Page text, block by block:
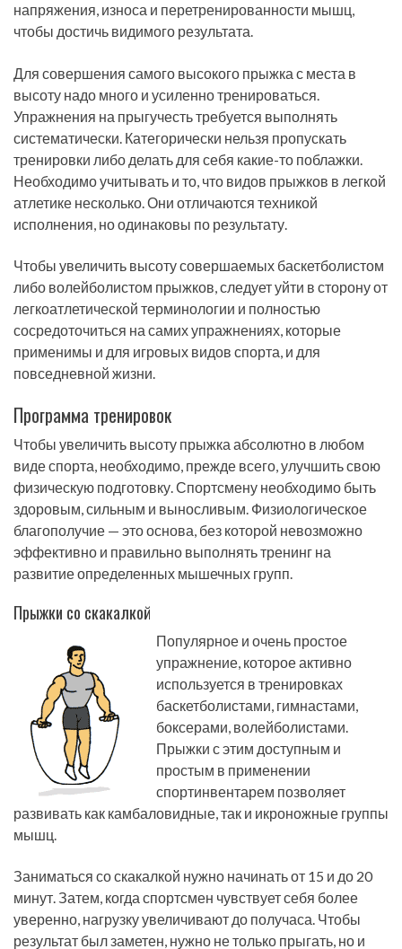
напряжения, износа и перетренированности мышц,
чтобы достичь видимого результата.
Для совершения самого высокого прыжка с места в
высоту надо много и усиленно тренироваться.
Упражнения на прыгучесть требуется выполнять
систематически. Категорически нельзя пропускать
тренировки либо делать для себя какие-то поблажки.
Необходимо учитывать и то, что видов прыжков в легкой
атлетике несколько. Они отличаются техникой
исполнения, но одинаковы по результату.
Чтобы увеличить высоту совершаемых баскетболистом
либо волейболистом прыжков, следует уйти в сторону от
легкоатлетической терминологии и полностью
сосредоточиться на самих упражнениях, которые
применимы и для игровых видов спорта, и для
повседневной жизни.
Программа тренировок
Чтобы увеличить высоту прыжка абсолютно в любом
виде спорта, необходимо, прежде всего, улучшить свою
физическую подготовку. Спортсмену необходимо быть
здоровым, сильным и выносливым. Физиологическое
благополучие — это основа, без которой невозможно
эффективно и правильно выполнять тренинг на
развитие определенных мышечных групп.
Прыжки со скакалкой
Популярное и очень простое
упражнение, которое активно
используется в тренировках
баскетболистами, гимнастами,
боксерами, волейболистами.
Прыжки с этим доступным и
простым в применении
спортинвентарем позволяет
развивать как камбаловидные, так и икроножные группы
мышц.
Заниматься со скакалкой нужно начинать от 15 и до 20
минут. Затем, когда спортсмен чувствует себя более
уверенно, нагрузку увеличивают до получаса. Чтобы
результат был заметен, нужно не только прыгать, но и